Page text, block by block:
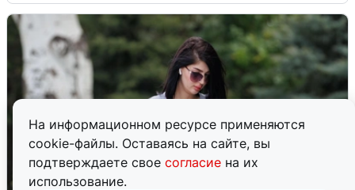
На информационном ресурсе применяются
cookie-файлы. Оставаясь на сайте, вы
подтверждаете свое согласие на их
использование.